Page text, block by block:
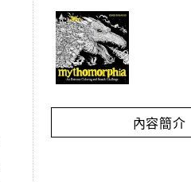
內容簡介